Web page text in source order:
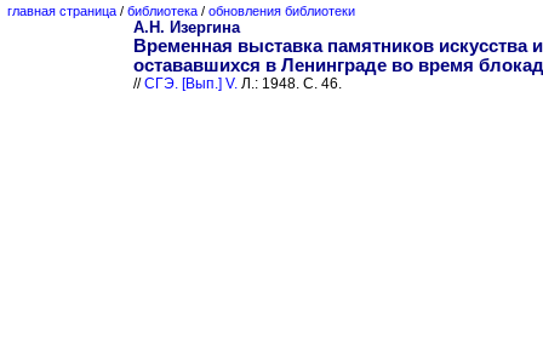
главная страница / библиотека / обновления библиотеки
А.Н. Изергина
Временная выставка памятников искусства
остававшихся в Ленинграде во время
//СГЭ. [Вып.] V. Л.: 1948. С. 46.